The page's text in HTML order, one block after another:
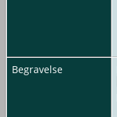
Begravelse